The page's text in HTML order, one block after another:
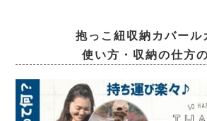
抱っこ紐収納カバール
使い方・収納の仕方